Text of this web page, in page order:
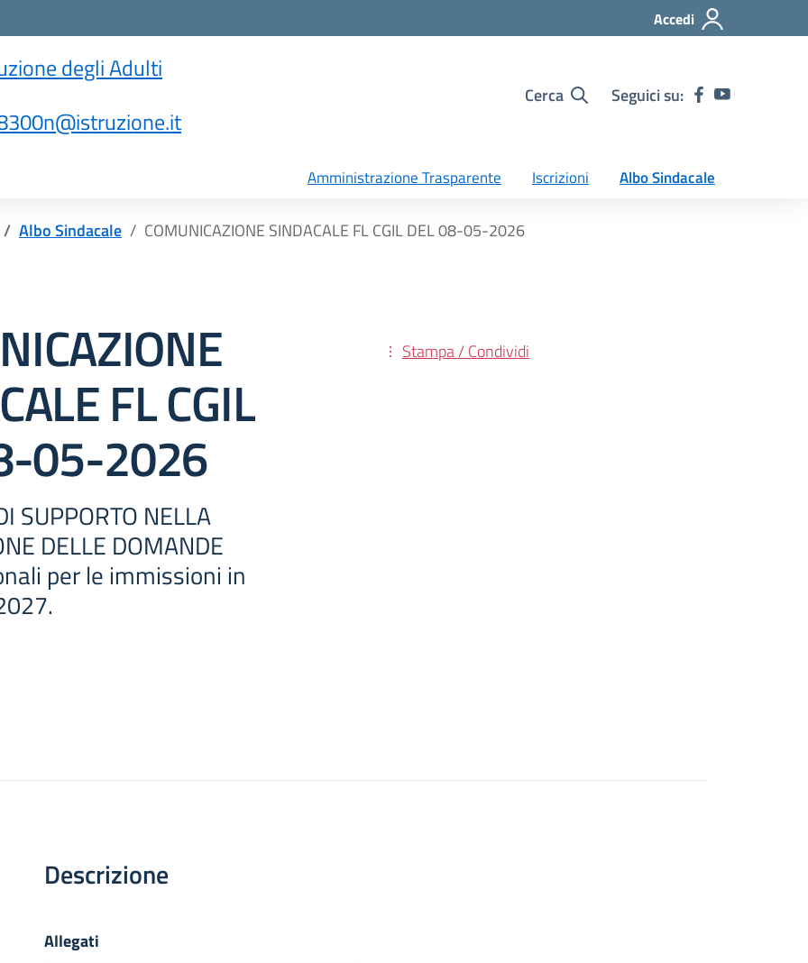
Accedi
degli Adulti
Cerca Seguici su:
Amministrazione Trasparente Iscrizioni Albo Sindacale
Albo Sindacale COMUNICAZIONE SINDACALE FL CGIL DEL 08-05-2026
FL CGIL
05-2026
SUPPORTO NELLA
DELLE DOMANDE
per le immissioni in
Stampa / Condividi
Descrizione
Allegati